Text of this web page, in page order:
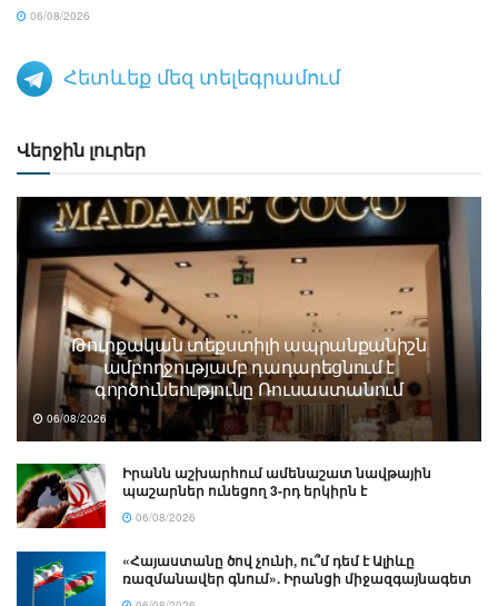
06/08/2026
Հետևեք մեզ տելեգրամում
Վերջին լուրեր
Թուրքական տեքստիլի ապրանքանիշն
ամբողջությամբ դադարեցնում է
գործունեությունը Ռուսաստանում
06/08/2026
Իրանն աշխարհում ամենաշատ նավթային
պաշարներ ունեցող 3-րդ երկիրն է
06/08/2026
«Հայաստանը ծով չունի, ու՞մ դեմ է Ալիևը
ռազմանավեր գնում». Իրանցի միջազգայնագետ